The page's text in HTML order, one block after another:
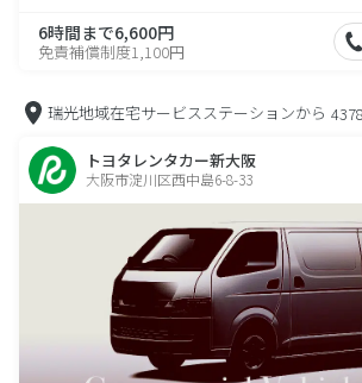
6時間まで6,600円
免責補償制度1,100円
瑞光地域在宅サービスステーションから
トヨタレンタカー新大阪
大阪市淀川区西中島6-8-33